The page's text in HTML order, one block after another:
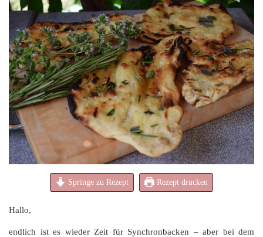
Springe zu Rezept Rezept drucken
Hallo,
endlich ist es wieder Zeit für Synchronbacken – aber bei dem